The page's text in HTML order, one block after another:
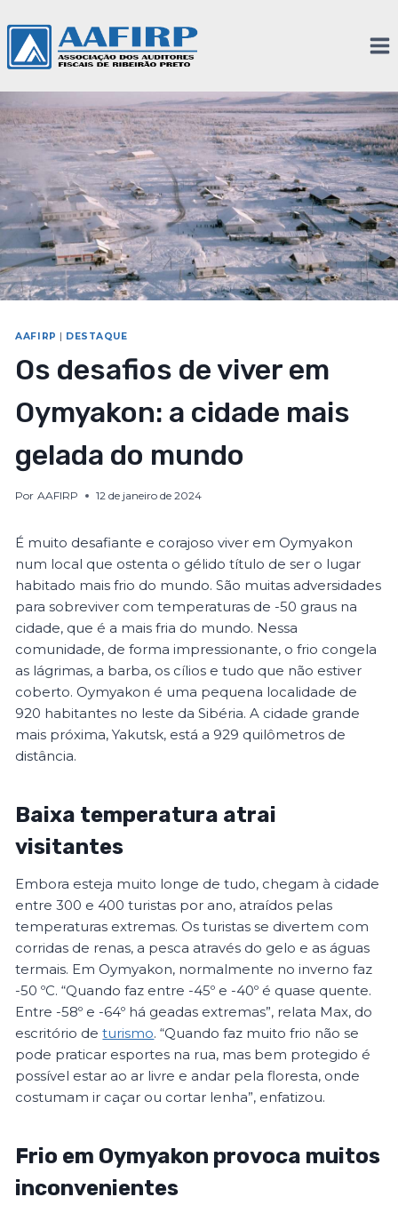
AAFIRP DESTAQUE
Os desafios de viver em
Oymyakon: a cidade mais
gelada do mundo
Por AAFIRP 12 de janeiro de 2024
É muito desafiante e corajoso viver em Oymyakon
num local que ostenta o gélido título de ser o lugar
habitado mais frio do mundo. São muitas adversidades
para sobreviver com temperaturas de -50 graus na
cidade, que é a mais fria do mundo. Nessa
comunidade, de forma impressionante, o frio congela
as lágrimas, a barba, os cílios e tudo que não estiver
coberto. Oymyakon é uma pequena localidade de
920 habitantes no leste da Sibéria. A cidade grande
mais próxima, Yakutsk, está a 929 quilômetros de
distância.
Baixa temperatura atrai
visitantes
Embora esteja muito longe de tudo, chegam à cidade
entre 300 e 400 turistas por ano, atraídos pelas
temperaturas extremas. Os turistas se divertem com
corridas de renas, a pesca através do gelo e as águas
termais. Em Oymyakon, normalmente no inverno faz
-50 ºC. “Quando faz entre -45º e -40º é quase quente.
Entre -58º e -64º há geadas extremas”, relata Max, do
escritório deturismo. “Quando faz muito frio não se
pode praticar esportes na rua, mas bem protegido é
possível estar ao ar livre e andar pela floresta, onde
costumam ir caçar ou cortar lenha”, enfatizou.
Frio em Oymyakon provoca muitos
inconvenientes